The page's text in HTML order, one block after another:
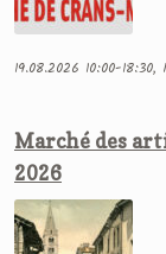
19.08.2026 10:00-18:30,
Marché des
2026